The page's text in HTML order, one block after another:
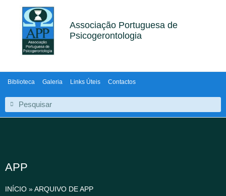
Associação Portuguesa de
Psicogerontologia
Biblioteca Galeria Links Úteis Contactos
APP
INÍCIO »ARQUIVO DE APP